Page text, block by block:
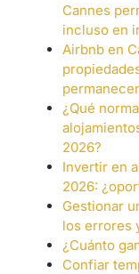
Cannes
incluso en
Airbnb en
¿Qué
2026?
Invertir en
2026:
Gestionar
los errores
¿Cuánto
Confiar